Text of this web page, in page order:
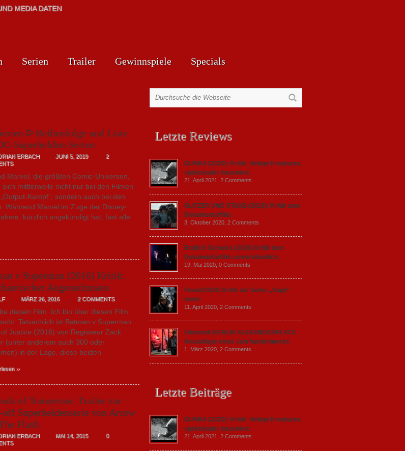
MEDIA DATEN
Serien Trailer Gewinnspiele Specials
ᐅ Reihenfolge und Liste
Superhelden-Serien
ERBACH JUNI 5, 2019
2
Marvel, die größten Comic-Universen,
sich mittlerweile nicht nur bei den Filmen
Kampf“, sondern auch bei den
Während Marvel im Zuge der Disney-
kürzlich angekündigt hat, fast alle
v Superman (2016) Kritik:
Augenschmaus
MÄRZ 26, 2016 2 COMMENTS
diesen Film. Ich bin über diesen Film
Tatsächlich ist Batman v Superman:
of Justice (2016) von Regisseur Zack
(unter anderem auch 300 oder
in der Lage, diese beiden
»
of Tomorrow: Trailer zur
off Superheldenserie von Arrow
Flash
ERBACH MAI 14, 2015
0
Letzte Reviews
GUNDA (2020): Kritik. Heilige Kreaturen,
spektakulär inszeniert.
21. April 2021, 2 Comments
GLITZER UND STAUB (2020): Kritik zum
Dokumentarfilm.
3. Oktober 2020, 2 Comments
Endlich Tacheles (2020) Kritik zum
Dokumentarfilm: unverständlich,
19. Mai 2020, 0 Comments
Freud (2020) Kritik zur Serie: „Siggi“
dreht
11. April 2020, 2 Comments
Filmkritik BERLIN ALEXANDERPLATZ:
Neuauflage eines Jahrhundertwerks
1. März 2020, 2 Comments
Letzte Beiträge
GUNDA (2020): Kritik. Heilige Kreaturen,
spektakulär inszeniert.
21. April 2021, 2 Comments